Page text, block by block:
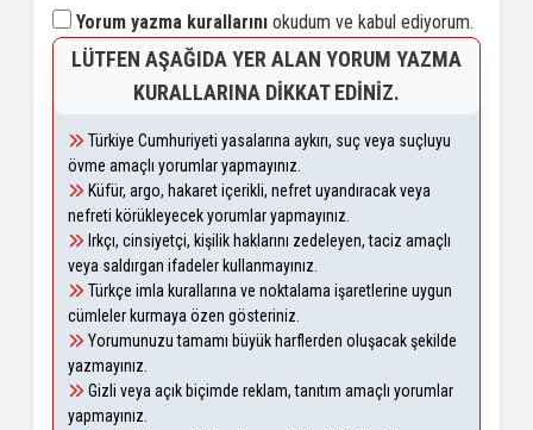
Yorum yazma kurallarını okudum ve kabul ediyorum.
LÜTFEN AŞAĞIDA YER ALAN YORUM YAZMA
KURALLARINA DIKKAT EDINIZ.
Türkiye Cumhuriyeti yasalarına aykırı, suç veya suçluyu
övme amaçlı yorumlar yapmayınız.
Küfür, argo, hakaret içerikli, nefret uyandıracak veya
nefreti körükleyecek yorumlar yapmayınız.
Irkçı, cinsiyetçi, kişilik haklarını zedeleyen, taciz amaçlı
veya saldırgan ifadeler kullanmayınız.
Türkçe imla kurallarına ve noktalama işaretlerine uygun
cümleler kurmaya özen gösteriniz.
Yorumunuzu tamamı büyük harflerden oluşacak şekilde
yazmayınız.
Gizli veya açık biçimde reklam, tanıtım amaçlı yorumlar
yapmayınız.